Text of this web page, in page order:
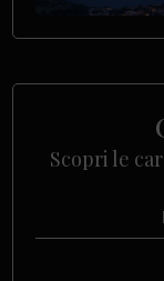
Scopri le